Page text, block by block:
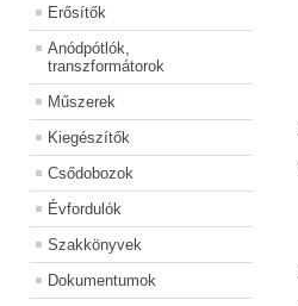
Erősítők
Anódpótlók,
transzformátorok
Műszerek
Kiegészítők
Csődobozok
Évfordulók
Szakkönyvek
Dokumentumok